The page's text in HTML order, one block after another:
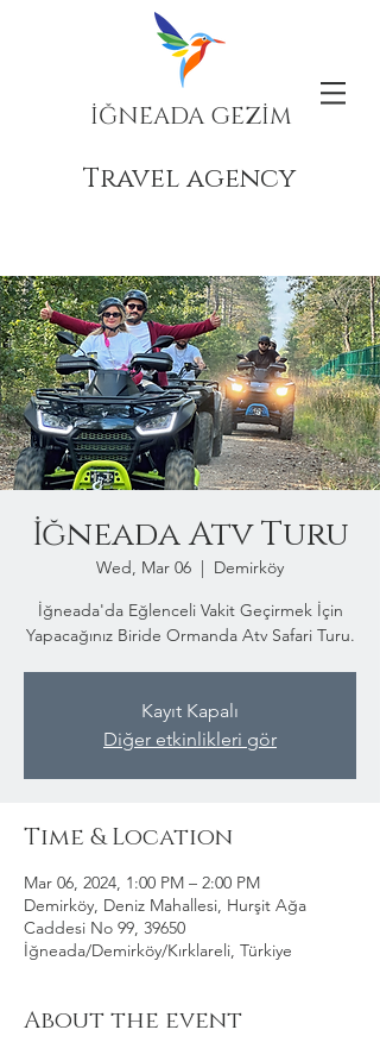
İĞNEADA GEZİM
Travel agency
İğneada Atv Turu
Wed, Mar 06
  |
Demirköy
İğneada'da Eğlenceli Vakit Geçirmek İçin
Yapacağınız Biride Ormanda Atv Safari Turu.
Kayıt Kapalı
Diğer etkinlikleri gör
Time & Location
Mar 06, 2024, 1:00 PM – 2:00 PM
Demirköy, Deniz Mahallesi, Hurşit Ağa
Caddesi No 99, 39650
İğneada/Demirköy/Kırklareli, Türkiye
About the event